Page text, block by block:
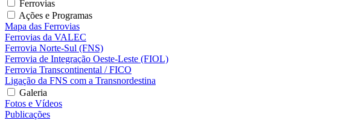
Ferrovias
Ações e Programas
Mapa das Ferrovias
Ferrovias da VALEC
Ferrovia Norte-Sul (FNS)
Ferrovia de Integração Oeste-Leste (FIOL)
Ferrovia Transcontinental / FICO
Ligação da FNS com a Transnordestina
Galeria
Fotos e Vídeos
Publicações